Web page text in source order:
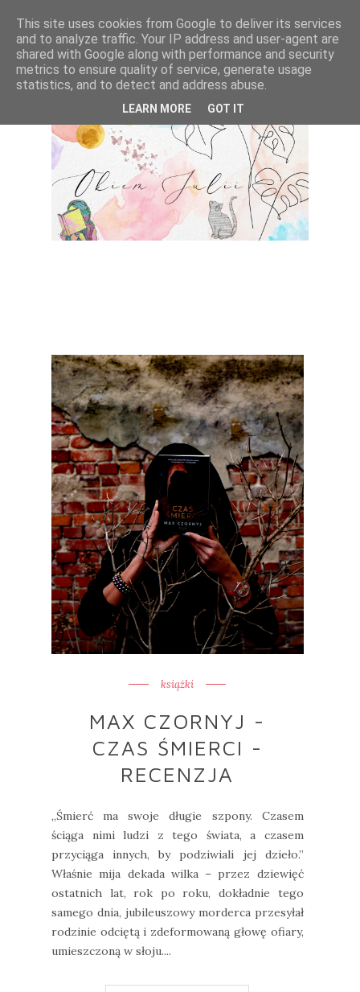
książki
MAX CZORNYJ -
CZAS ŚMIERCI -
RECENZJA
„Śmierć ma swoje długie szpony. Czasem
ściąga nimi ludzi z tego świata, a czasem
przyciąga innych, by podziwiali jej dzieło.”
Właśnie mija dekada wilka – przez dziewięć
ostatnich lat, rok po roku, dokładnie tego
samego dnia, jubileuszowy morderca przesyłał
rodzinie odciętą i zdeformowaną głowę ofiary,
umieszczoną w słoju....
This site uses cookies from Google to deliver its services
and to analyze traffic. Your IP address and user-agent are
shared with Google along with performance and security
metrics to ensure quality of service, generate usage
statistics, and to detect and address abuse.
LEARN MORE GOT IT